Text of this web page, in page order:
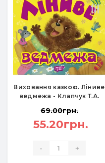
Виховання казкою. Ліниве
ведмежа - Клапчук Т.А.
69.00грн.
55.20грн.
- +